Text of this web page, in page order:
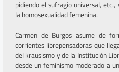
pidiendo el sufragio universal,
la homosexualidad femenina.
Carmen de Burgos asume de
corrientes librepensadoras que
del krausismo y de la Institución
desde un feminismo moderado a